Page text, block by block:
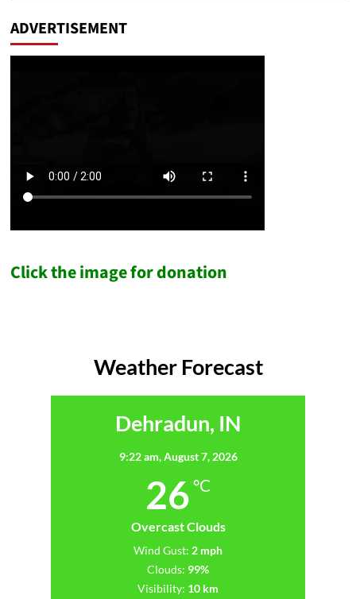
ADVERTISEMENT
Click the image for donation
Weather Forecast
Dehradun, IN
9:22 am,August 7, 2026
26 °C
Overcast Clouds
Wind Gust: 2 mph
Clouds: 99%
Visibility: 10 km